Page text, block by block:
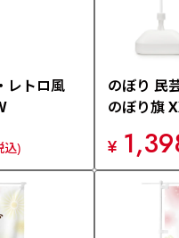
レトロ風
込)
のぼり 民
のぼり旗
¥